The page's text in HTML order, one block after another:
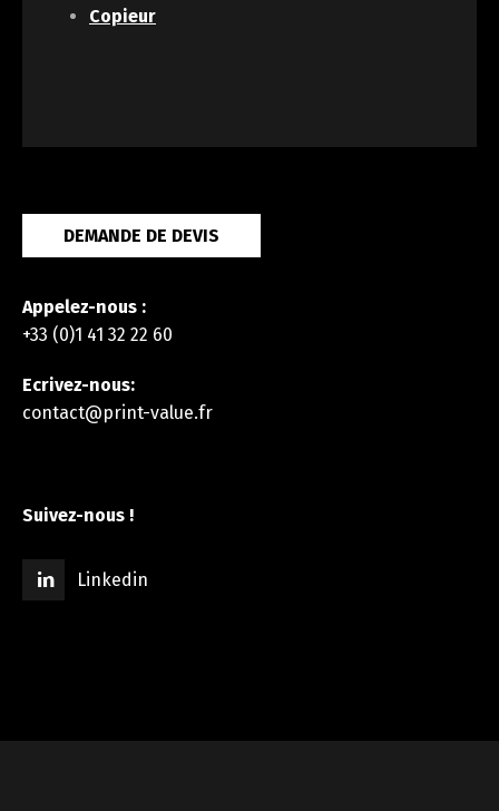
Copieur
DEMANDE DE DEVIS
Appelez-nous :
+33 (0)1 41 32 22 60
Ecrivez-nous:
contact@print-value.fr
Suivez-nous !
Linkedin